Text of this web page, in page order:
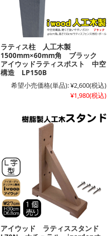
ラティス柱 人工木製
1500mm×60mm角 ブラック
アイウッドラティスポスト 中空
構造 LP150B
希望小売価格(単品):¥2,600(税込)
¥1,980(税込)
アイウッド ラティススタンド